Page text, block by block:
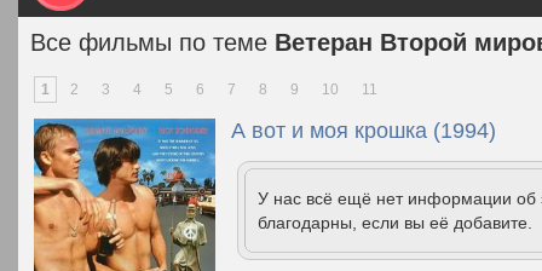
Все фильмы по теме Ветеран Второй
1 2 3 4 5 6 7 8 9 10 11
А вот и моя крошка (1994)
У нас всё ещё нет информации
благодарны, если вы её добавите.